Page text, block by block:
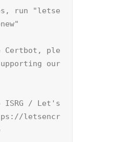
run "letse
ple
our
/ Let's
letsencr